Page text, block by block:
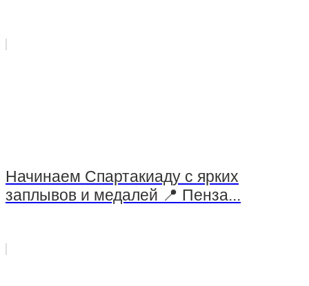
Начинаем Спартакиаду с ярких
заплывов и медалей 📍 Пенза...